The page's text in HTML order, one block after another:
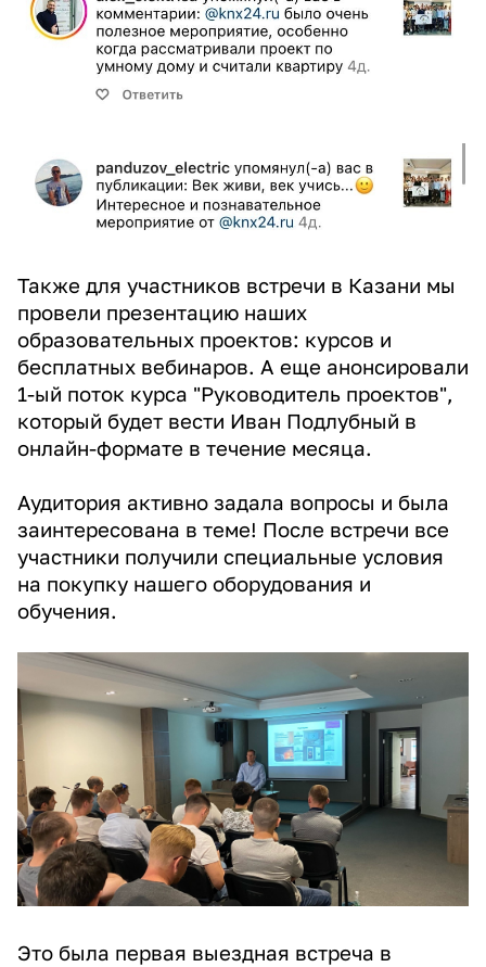
Также для участников встречи в Казани мы
провели презентацию наших
образовательных проектов: курсов и
бесплатных вебинаров. А еще анонсировали
1-ый поток курса "Руководитель проектов",
который будет вести Иван Подлубный в
онлайн-формате в течение месяца.
Аудитория активно задала вопросы и была
заинтересована в теме! После встречи все
участники получили специальные условия
на покупку нашего оборудования и
обучения.
Это была первая выездная встреча в